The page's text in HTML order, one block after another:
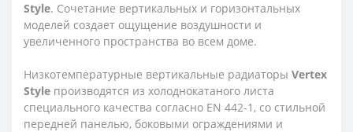
Style. Сочетание вертикальных и горизонтальных
моделей создает ощущение воздушности и
увеличенного пространства во всем доме.
Низкотемпературные вертикальные радиаторы Vertex
Style производятся из холоднокатаного листа
специального качества согласно EN 442-1, со стильной
передней панелью, боковыми ограждениями и